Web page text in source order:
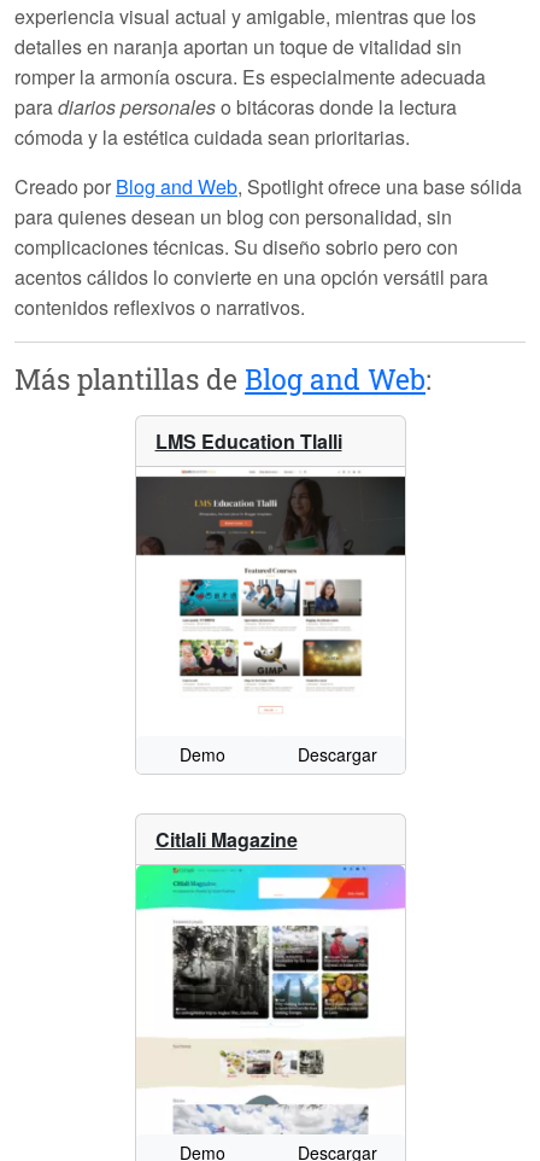
experiencia visual actual y amigable, mientras que los
detalles en naranja aportan un toque de vitalidad sin
romper la armonía oscura. Es especialmente adecuada
paradiarios personaleso bitácoras donde la lectura
cómoda y la estética cuidada sean prioritarias.
Creado por Blog and Web, Spotlightofrece una base sólida
para quienes desean un blog con personalidad, sin
complicaciones técnicas. Su diseño sobrio pero con
acentos cálidos lo convierte en una opción versátil para
contenidos reflexivos o narrativos.
Más plantillas de Blog and Web:
LMS Education Tlalli
Demo Descargar
Citlali Magazine
Demo Descargar